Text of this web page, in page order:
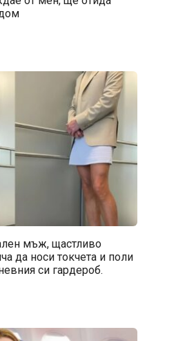
мъж, щастливо
да носи токчета и поли
си гардероб.